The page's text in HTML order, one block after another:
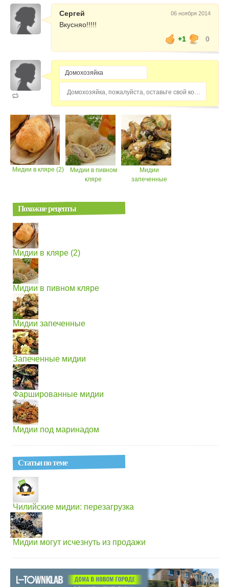
Сергей 06 ноября 2014
Вкусняо!!!!!
+1
0
Домохозяйка, пожалуйста, оставьте свой комментарий...
Мидии в кляре (2)
Мидии в пивном
кляре
Мидии
запеченные
Похожие рецепты
Мидии в кляре (2)
Мидии в пивном кляре
Мидии запеченные
Запеченные мидии
Фаршированные мидии
Мидии под маринадом
Статьи по теме
Чилийские мидии: перезагрузка
Мидии могут исчезнуть из продажи